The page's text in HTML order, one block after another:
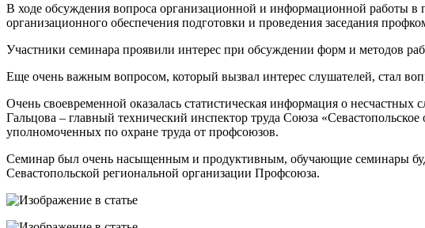
В ходе обсуждения вопроса организационной и информационной работы
организационного обеспечения подготовки и проведения заседания
Участники семинара проявили интерес при обсуждении форм и методов
Еще очень важным вопросом, который вызвал интерес слушателей, стал
Очень своевременной оказалась статистическая информация о
Гальцова – главный технический инспектор труда Союза
уполномоченных по охране труда от профсоюзов.
Семинар был очень насыщенным и продуктивным, обучающие семинары
Севастопольской региональной организации Профсоюза.